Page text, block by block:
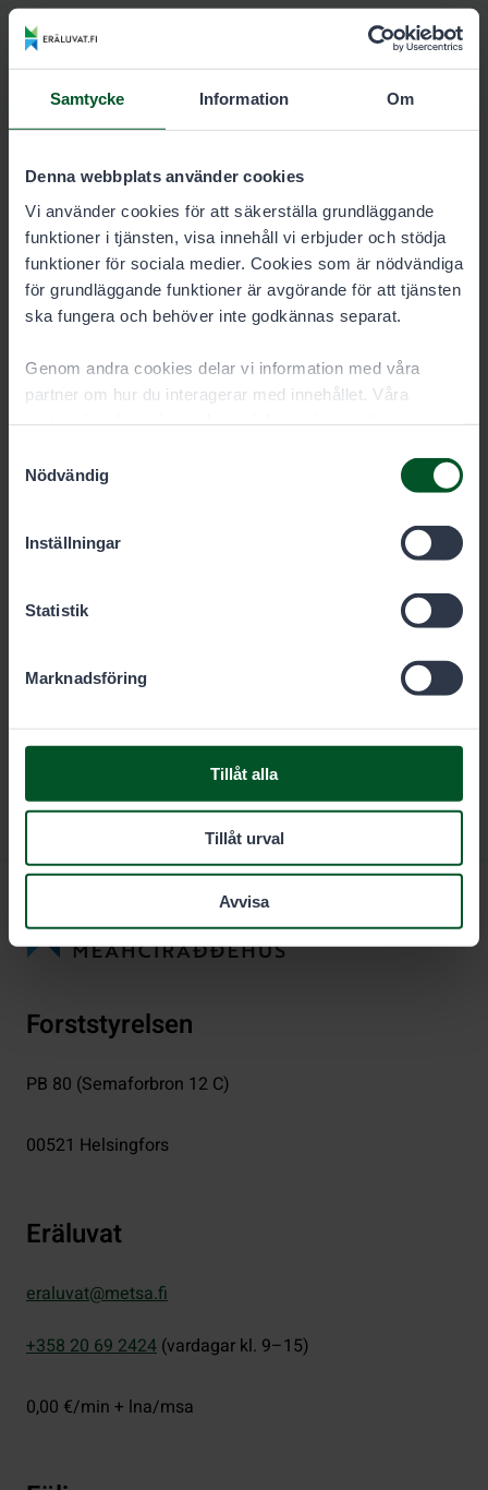
Samtycke Information Om
Denna webbplats använder cookies
Vi använder cookies för att säkerställa grundläggande
funktioner i tjänsten, visa innehåll vi erbjuder och stödja
funktioner för sociala medier. Cookies som är nödvändiga
för grundläggande funktioner är avgörande för att tjänsten
ska fungera och behöver inte godkännas separat.
Genom andra cookies delar vi information med våra
partner om hur du interagerar med innehållet. Våra
in när du har använt deras tjänster. Du kan välja vilka
Nödvändig
Inställningar
Statistik
Marknadsföring
Tillåt alla
Tillåt urval
Avvisa
Kartor
Karta över tillståndsområdet Linkkilä
6614-linkkila_kartta.pdf
4.8 MB
Ladda ner
Garmin karta över tillståndsområdet
Linkkilä
6614-linkkila_pienriista.img
Forststyrelsen
PB 80 (Semaforbron 12 C)
00521 Helsingfors
Eräluvat
eraluvat@metsa.fi
+358 20 69 2424 (vardagar kl. 9–15)
0,00 €/min + lna/msa